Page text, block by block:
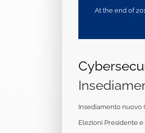
At the end of
Insediamento nuovo
Elezioni Presidente